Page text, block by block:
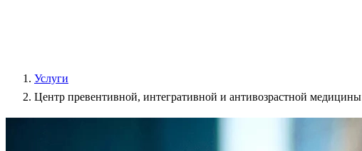
Услуги
Центр превентивной, интегративной и антивозрастной медицины